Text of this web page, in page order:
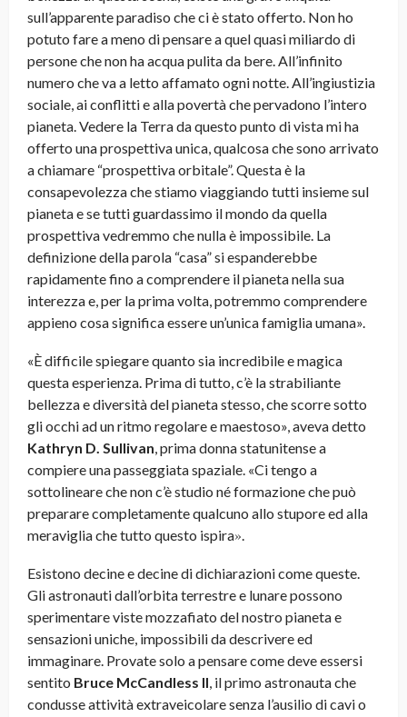
sull’apparente paradiso che ci è stato offerto. Non ho
potuto fare a meno di pensare a quel quasi miliardo di
persone che non ha acqua pulita da bere. All’infinito
numero che va a letto affamato ogni notte. All’ingiustizia
sociale, ai conflitti e alla povertà che pervadono l’intero
pianeta. Vedere la Terra da questo punto di vista mi ha
offerto una prospettiva unica, qualcosa che sono arrivato
a chiamare “prospettiva orbitale”. Questa è la
consapevolezza che stiamo viaggiando tutti insieme sul
pianeta e se tutti guardassimo il mondo da quella
prospettiva vedremmo che nulla è impossibile. La
definizione della parola “casa” si espanderebbe
rapidamente fino a comprendere il pianeta nella sua
interezza e, per la prima volta, potremmo comprendere
appieno cosa significa essere un’unica famiglia umana».
«È difficile spiegare quanto sia incredibile e magica
questa esperienza. Prima di tutto, c’è la strabiliante
bellezza e diversità del pianeta stesso, che scorre sotto
gli occhi ad un ritmo regolare e maestoso», aveva detto
Kathryn D. Sullivan , prima donna statunitense a
compiere una passeggiata spaziale. «Ci tengo a
sottolineare che non c’è studio né formazione che può
preparare completamente qualcuno allo stupore ed alla
meraviglia che tutto questo ispira»
Esistono decine e decine di dichiarazioni come queste.
Gli astronauti dall’orbita terrestre e lunare possono
sperimentare viste mozzafiato del nostro pianeta e
sensazioni uniche, impossibili da descrivere ed
immaginare. Provate solo a pensare come deve essersi
sentito Bruce McCandless II , il primo astronauta che
condusse attività extraveicolare senza l’ausilio di cavi o